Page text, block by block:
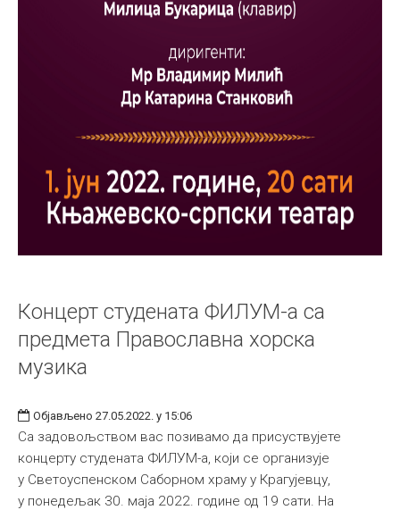
Концерт студената ФИЛУМ-а са
предмета Православна хорска
музика
Објављено 27.05.2022. у 15:06
Са задовољством вас позивамо да присуствујете
концерту студената ФИЛУМ-а, који се организује
у Светоуспенском Саборном храму у Крагујевцу,
у понедељак 30. маја 2022. године од 19 сати. На